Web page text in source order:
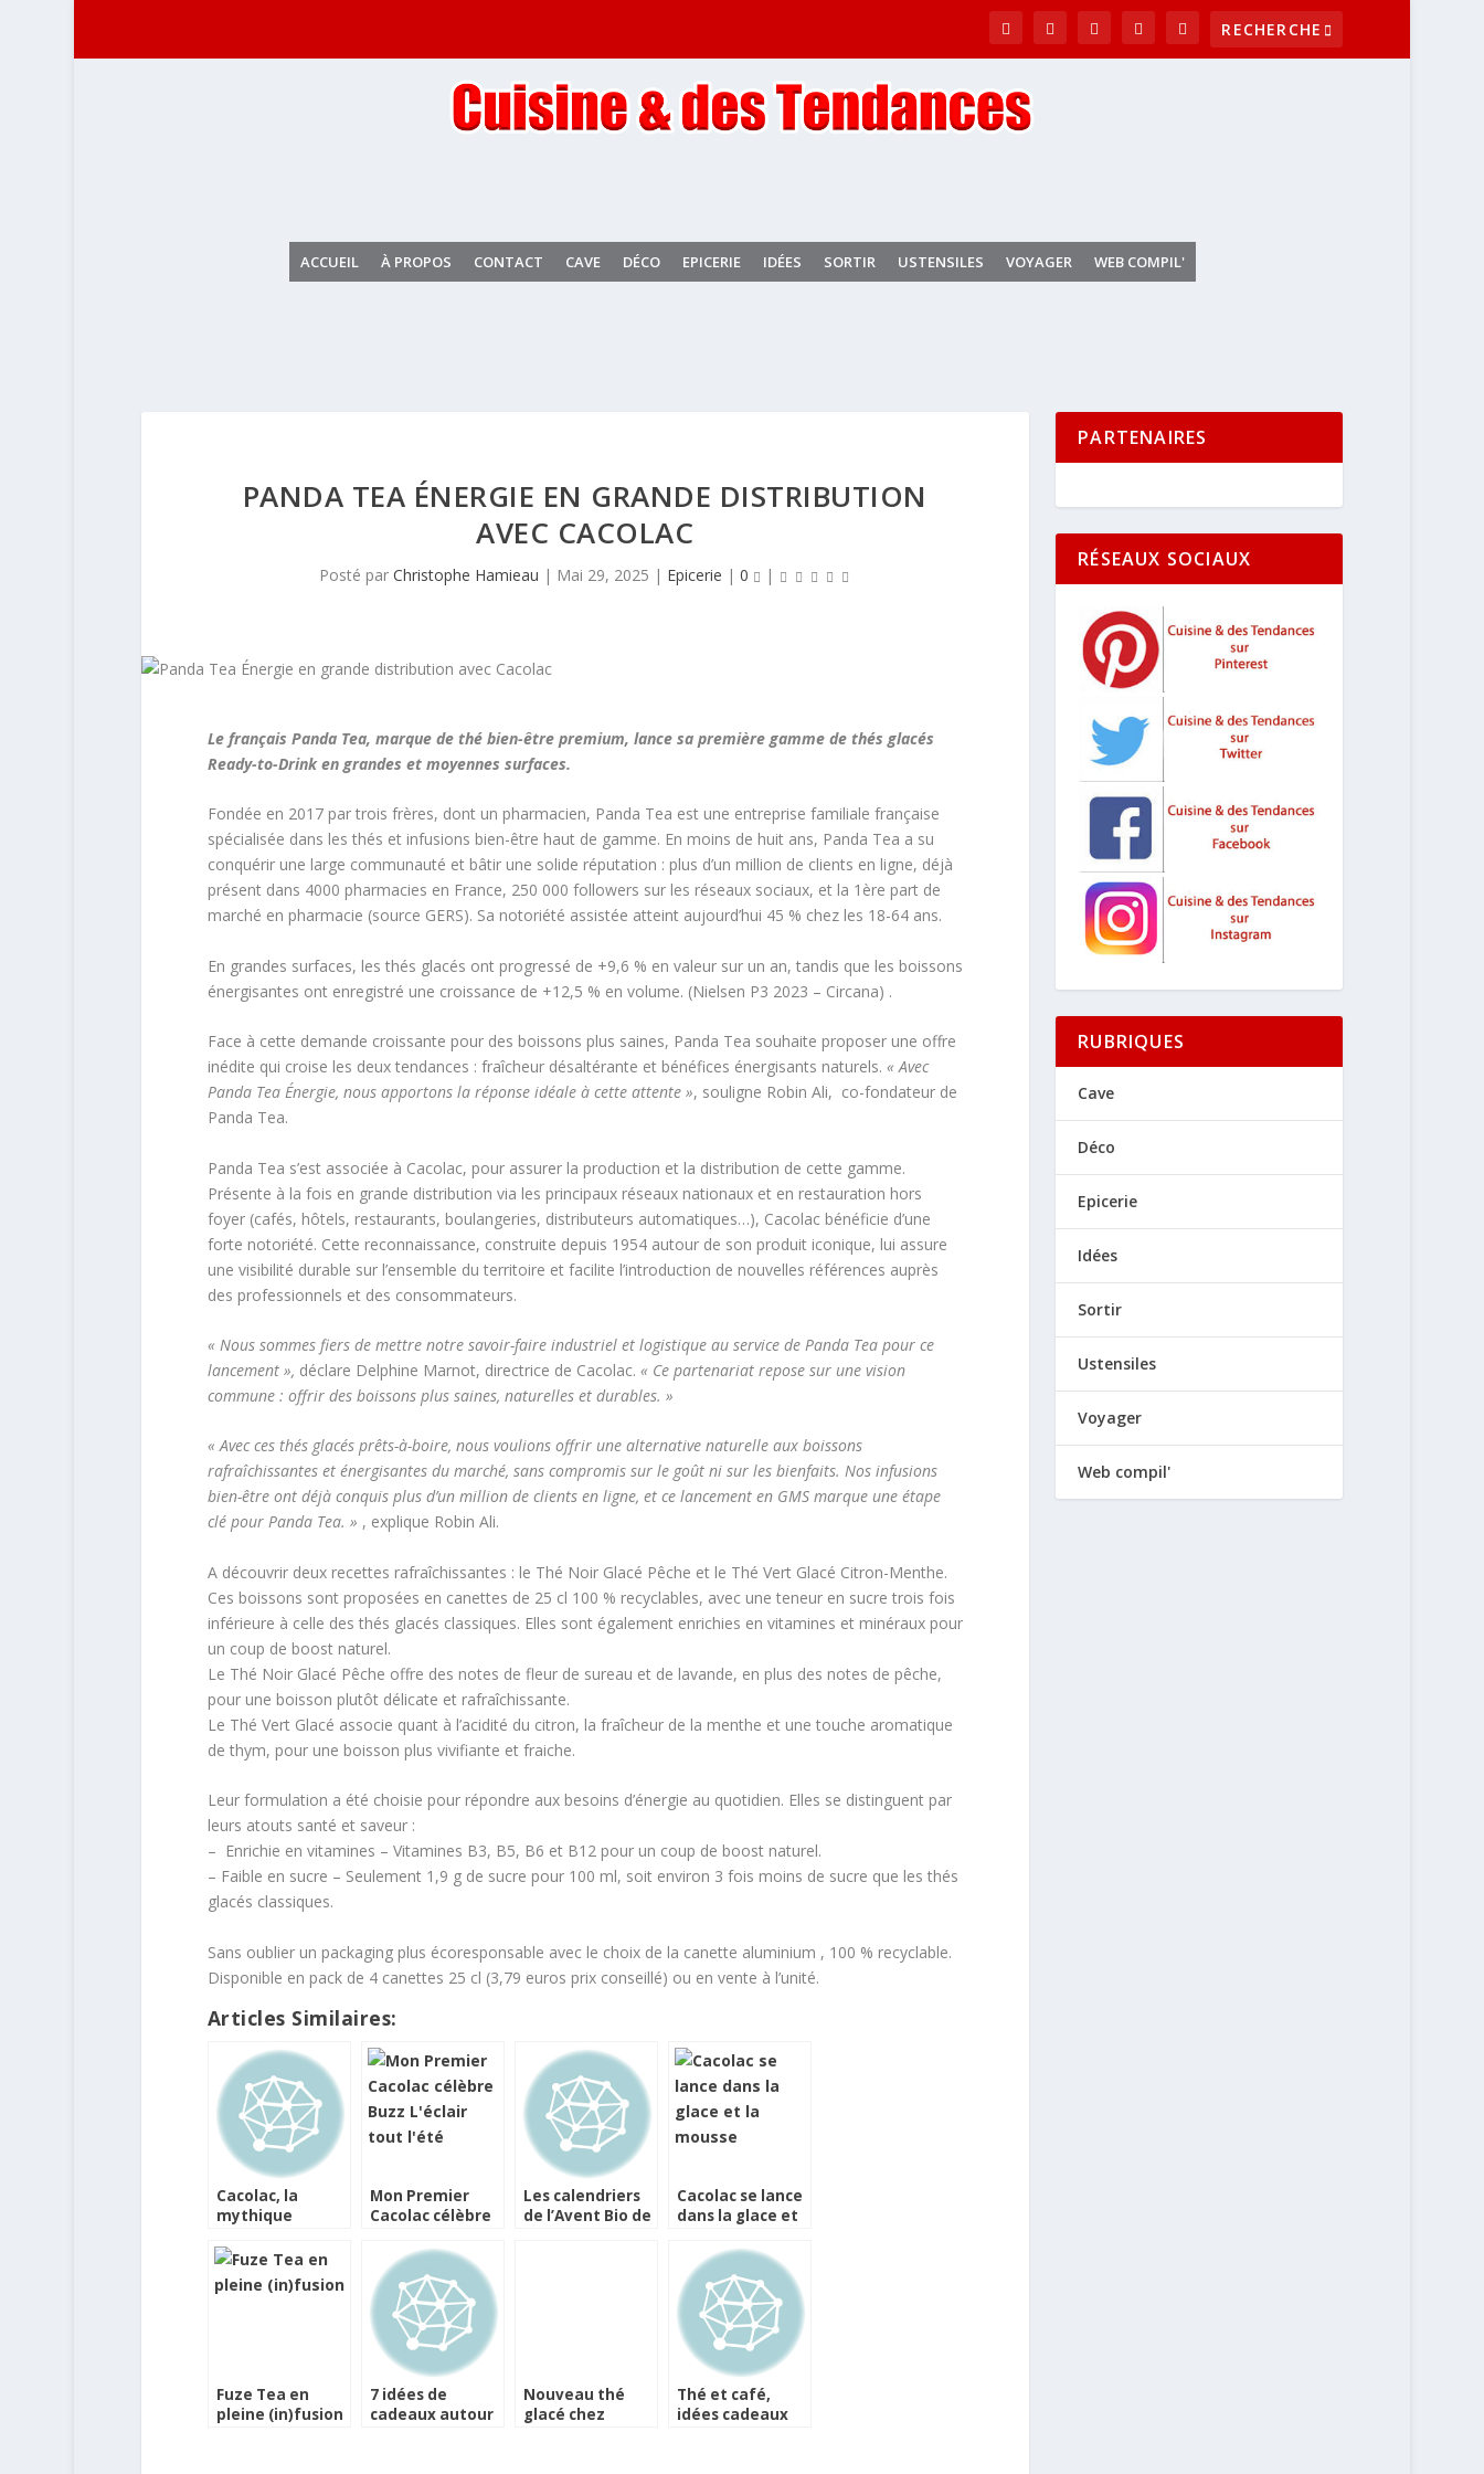
ACCUEIL À PROPOS CONTACT CAVE DÉCO EPICERIE IDÉES SORTIR USTENSILES VOYAGER WEB COMPIL'
PANDA TEA ÉNERGIE EN GRANDE DISTRIBUTION
AVEC CACOLAC
Posté par Christophe Hamieau | Mai 29, 2025 | Epicerie | 0 |
Le français Panda Tea, marque de thé bien-être premium, lance sa première gamme de thés glacés
Ready-to-Drink en grandes et moyennes surfaces.
Fondée en 2017 par trois frères, dont un pharmacien, Panda Tea est une entreprise familiale française
spécialisée dans les thés et infusions bien-être haut de gamme. En moins de huit ans, Panda Tea a su
conquérir une large communauté et bâtir une solide réputation : plus d’un million de clients en ligne, déjà
présent dans 4000 pharmacies en France, 250 000 followers sur les réseaux sociaux, et la 1ère part de
marché en pharmacie (source GERS). Sa notoriété assistée atteint aujourd’hui 45 % chez les 18-64 ans.
En grandes surfaces, les thés glacés ont progressé de +9,6 % en valeur sur un an, tandis que les boissons
énergisantes ont enregistré une croissance de +12,5 % en volume. (Nielsen P3 2023 – Circana) .
Face à cette demande croissante pour des boissons plus saines, Panda Tea souhaite proposer une offre
inédite qui croise les deux tendances : fraîcheur désaltérante et bénéfices énergisants naturels. « Avec
Panda Tea Énergie, nous apportons la réponse idéale à cette attente », souligne Robin Ali, co-fondateur de
Panda Tea.
Panda Tea s’est associée à Cacolac, pour assurer la production et la distribution de cette gamme.
Présente à la fois en grande distribution via les principaux réseaux nationaux et en restauration hors
foyer (cafés, hôtels, restaurants, boulangeries, distributeurs automatiques…), Cacolac bénéficie d’une
forte notoriété. Cette reconnaissance, construite depuis 1954 autour de son produit iconique, lui assure
une visibilité durable sur l’ensemble du territoire et facilite l’introduction de nouvelles références auprès
des professionnels et des consommateurs.
« Nous sommes fiers de mettre notre savoir-faire industriel et logistique au service de Panda Tea pour ce
lancement », déclare Delphine Marnot, directrice de Cacolac. « Ce partenariat repose sur une vision
commune : offrir des boissons plus saines, naturelles et durables. »
« Avec ces thés glacés prêts-à-boire, nous voulions offrir une alternative naturelle aux boissons
rafraîchissantes et énergisantes du marché, sans compromis sur le goût ni sur les bienfaits. Nos infusions
bien-être ont déjà conquis plus d’un million de clients en ligne, et ce lancement en GMS marque une étape
clé pour Panda Tea. » , explique Robin Ali.
A découvrir deux recettes rafraîchissantes : le Thé Noir Glacé Pêche et le Thé Vert Glacé Citron-Menthe.
Ces boissons sont proposées en canettes de 25 cl 100 % recyclables, avec une teneur en sucre trois fois
inférieure à celle des thés glacés classiques. Elles sont également enrichies en vitamines et minéraux pour
un coup de boost naturel.
Le Thé Noir Glacé Pêche offre des notes de fleur de sureau et de lavande, en plus des notes de pêche,
pour une boisson plutôt délicate et rafraîchissante.
Le Thé Vert Glacé associe quant à l’acidité du citron, la fraîcheur de la menthe et une touche aromatique
de thym, pour une boisson plus vivifiante et fraiche.
Leur formulation a été choisie pour répondre aux besoins d’énergie au quotidien. Elles se distinguent par
leurs atouts santé et saveur :
– Enrichie en vitamines – Vitamines B3, B5, B6 et B12 pour un coup de boost naturel.
– Faible en sucre – Seulement 1,9 g de sucre pour 100 ml, soit environ 3 fois moins de sucre que les thés
glacés classiques.
Sans oublier un packaging plus écoresponsable avec le choix de la canette aluminium , 100 % recyclable.
Disponible en pack de 4 canettes 25 cl (3,79 euros prix conseillé) ou en vente à l’unité.
Articles Similaires:
Cacolac, la
mythique
et au cacao, en
variété Caramel
Mon Premier
Cacolac célèbre
tout l’été
Les calendriers
de l’Avent Bio de
Cacolac se lance
dans la glace et
Fuze Tea en
pleine (in)fusion
7 idées de
cadeaux autour
Nouveau thé
glacé chez
Thé et café,
idées cadeaux
PARTENAIRES
RÉSEAUX SOCIAUX
RUBRIQUES
Cave
Déco
Epicerie
Idées
Sortir
Ustensiles
Voyager
Web compil'